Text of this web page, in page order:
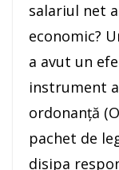
salariul net
economic?
a avut un
instrument
ordonanţă
pachet de
disipa